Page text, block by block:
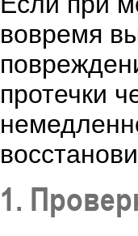
вовремя
протечки
1.